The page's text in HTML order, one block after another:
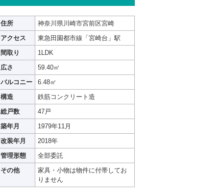
住所
神奈川県川崎市宮前区宮崎
アクセス
東急田園都市線「宮崎台」駅
間取り
1LDK
広さ
59.40㎡
バルコニー
6.48㎡
構造
鉄筋コンクリート造
総戸数
47戸
築年月
1979年11月
改装年月
2018年
管理形態
全部委託
その他
家具・小物は物件に付帯してお
りません